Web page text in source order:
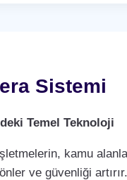
Sistemi
Temel Teknoloji
kamu
ve güvenliği